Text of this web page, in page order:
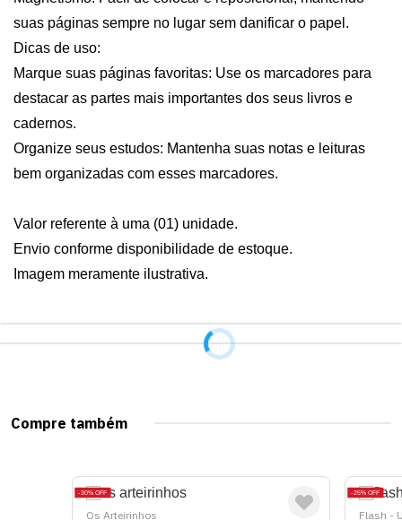
suas páginas sempre no lugar sem danificar o papel.
Dicas de uso:
Marque suas páginas favoritas: Use os marcadores para
destacar as partes mais importantes dos seus livros e
cadernos.
Organize seus estudos: Mantenha suas notas e leituras
bem organizadas com esses marcadores.
Valor referente à uma (01) unidade.
Envio conforme disponibilidade de estoque.
Imagem meramente ilustrativa.
Compre também
30% OFF
Os Arteirinhos
25% OFF
Flash -